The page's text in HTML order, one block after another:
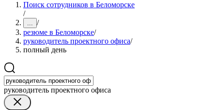
Поиск сотрудников в Беломорске
/
... /
резюме в Беломорске/
руководитель проектного офиса/
полный день
руководитель проектного офиса